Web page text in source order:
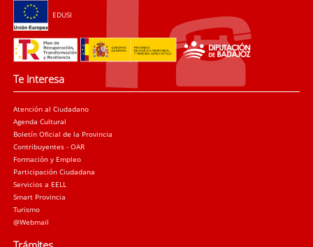
EDUSI
Te interesa
Atención al Ciudadano
Agenda Cultural
Boletín Oficial de la Provincia
Contribuyentes - OAR
Formación y Empleo
Participación Ciudadana
Servicios a EELL
Smart Provincia
Turismo
@Webmail